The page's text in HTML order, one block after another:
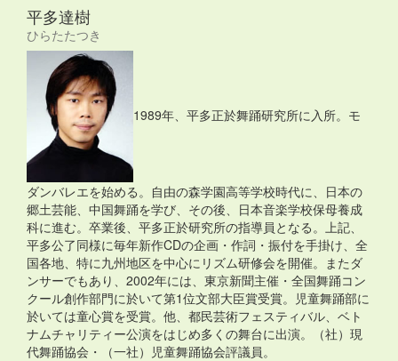
平多達樹
ひらたたつき
1989年、平多正於舞踊研究所に入所。モ
ダンバレエを始める。自由の森学園高等学校時代に、日本の
郷土芸能、中国舞踊を学び、その後、日本音楽学校保母養成
科に進む。卒業後、平多正於研究所の指導員となる。上記、
平多公了同様に毎年新作CDの企画・作詞・振付を手掛け、全
国各地、特に九州地区を中心にリズム研修会を開催。またダ
ンサーでもあり、2002年には、東京新聞主催・全国舞踊コン
クール創作部門に於いて第1位文部大臣賞受賞。児童舞踊部に
於いては童心賞を受賞。他、都民芸術フェスティバル、ベト
ナムチャリティー公演をはじめ多くの舞台に出演。（社）現
代舞踊協会・（一社）児童舞踊協会評議員。